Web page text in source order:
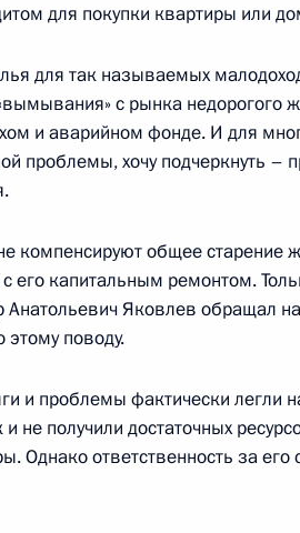
работе органов
Федерации по
и строительству
слоев населения»
президиума
власти субъектов
доступного жилья,
слоев населения»
для покупки квартиры или
для так называемых
с рынка недорогого
и аварийном фонде. И для
проблемы, хочу подчеркнуть –
компенсируют общее старение
его капитальным ремонтом.
Анатольевич Яковлев обращал
поводу.
и проблемы фактически легли
не получили достаточных
Однако ответственность за